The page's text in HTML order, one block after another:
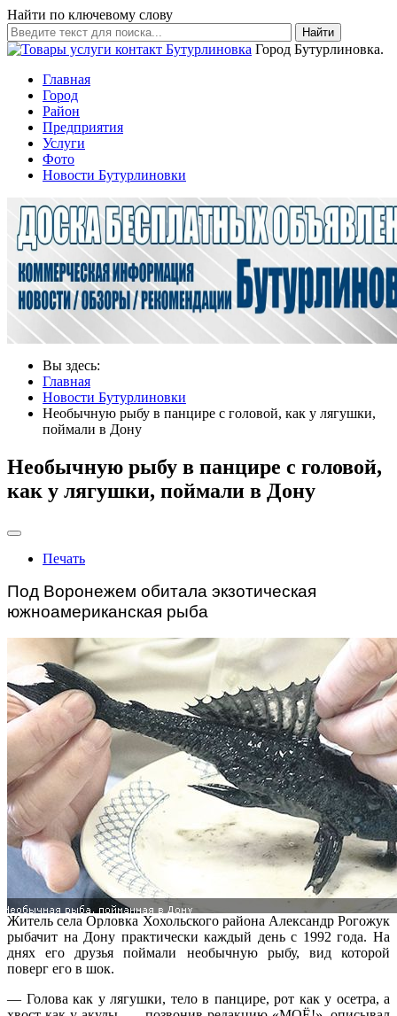
Найти по ключевому слову
Найти
Город Бутурлиновка.
Главная
Город
Район
Предприятия
Услуги
Фото
Новости Бутурлиновки
Вы здесь:
Главная
Новости Бутурлиновки
Необычную рыбу в панцире с головой, как у лягушки,
поймали в Дону
Необычную рыбу в панцире с головой,
как у лягушки, поймали в Дону
Печать
Под Воронежем обитала экзотическая
южноамериканская рыба
Житель села Орловка Хохольского района Александр Рогожук
рыбачит на Дону практически каждый день с 1992 года. На
днях его друзья поймали необычную рыбу, вид которой
поверг его в шок.
— Голова как у лягушки, тело в панцире, рот как у осетра, а